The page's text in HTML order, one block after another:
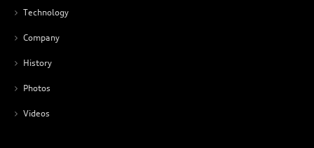
Technology
Company
History
Photos
Videos